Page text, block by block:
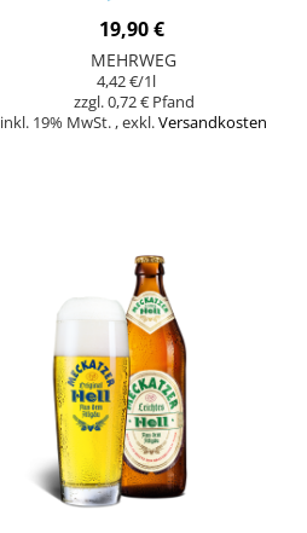
19,90 €
MEHRWEG
4,42 €/1l
0,72 €
inkl. 19% MwSt. ,exkl.Versandkosten